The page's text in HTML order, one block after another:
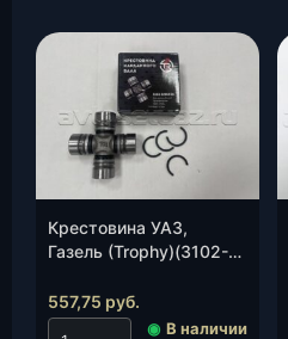
Крестовина УАЗ,
Газель (Trophy)(3102-
557,75 руб.
◉ В наличии